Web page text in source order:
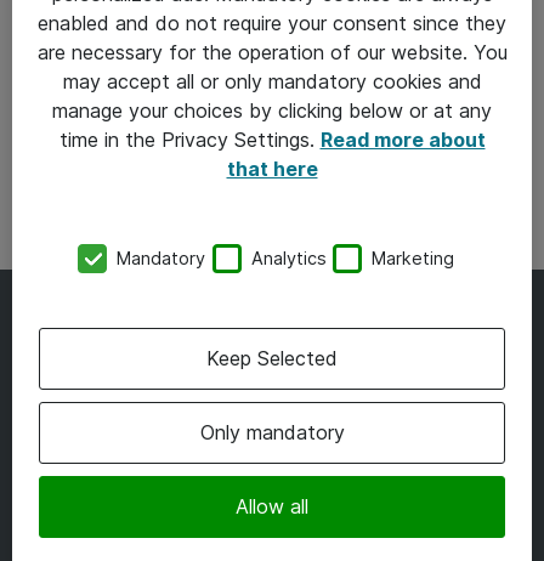
Læs vores inspirationskatalog
her
Læs mere om software og licenser
enabled and do not require your consent since they
are necessary for the operation of our website. You
may accept all or only mandatory cookies and
manage your choices by clicking below or at any
time in the Privacy Settings. Read more about
that here
Mandatory Analytics Marketing
Only mandatory
Allow all
Keep Selected